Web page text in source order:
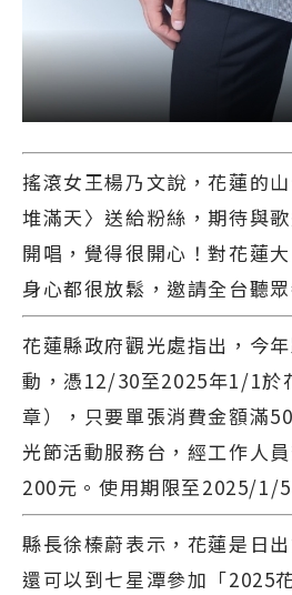
搖滾女王楊乃文說，花蓮的
堆滿天〉送給粉絲，期待與
開唱，覺得很開心！對花蓮
身心都很放鬆，邀請全台聽
花蓮縣政府觀光處指出，今
動，憑12/30至2025年1/1於
章），只要單張消費金額滿
光節活動服務台，經工作人
200元。使用期限至2025/1/5
縣長徐榛蔚表示，花蓮是日
還可以到七星潭參加「2025